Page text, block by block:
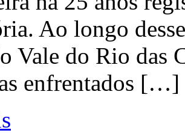
Ao longo
Vale do Rio das
enfrentados […]